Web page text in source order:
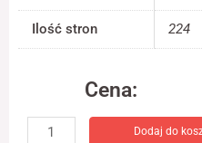
Ilość stron 224
Cena:
ilość
Wolontariat
Dodaj do